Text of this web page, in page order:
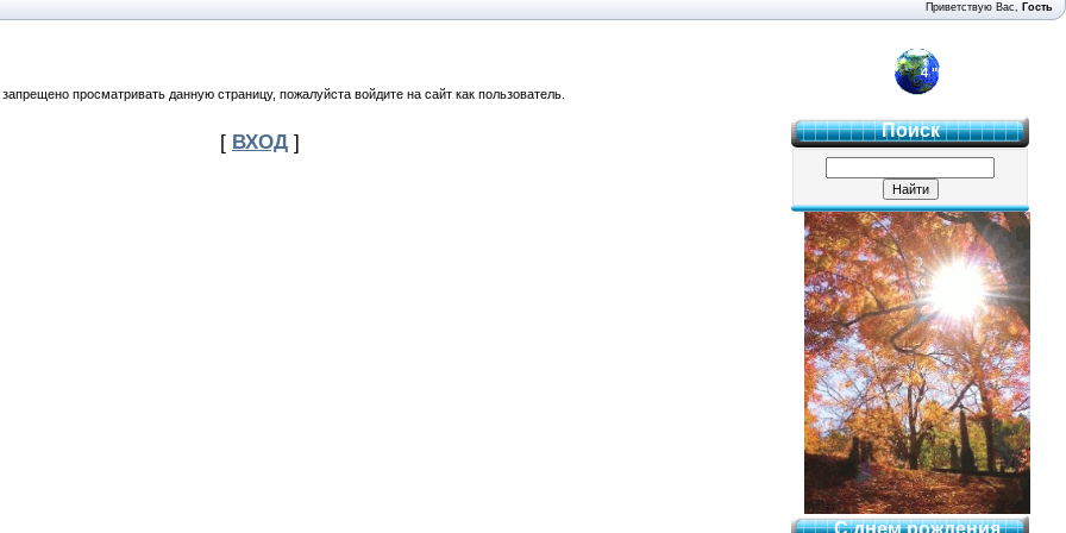
Приветствую Вас, Гость
просматривать данную страницу, пожалуйста войдите на сайт как пользователь.
[ ВХОД ]
4 "Б"
Поиск
С днем рождения